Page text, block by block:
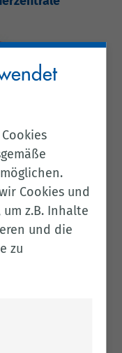
Nationen
Cookies und
z.B. Inhalte
und die
zu